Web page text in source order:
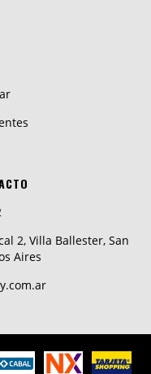
2, Villa Ballester, San
Aires